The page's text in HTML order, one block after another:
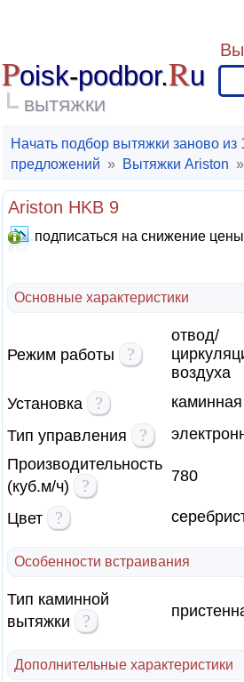
Poisk-podbor.Ru
ВЫТЯЖКИ
Начать подбор вытяжки заново из
предложений » Вытяжки Ariston »
Ariston HKB 9
подписаться на снижение цены
Основные характеристики
Режим работы ?
отвод/
воздуха
Установка
?
каминная
Тип управления
?
Производительность
(куб.м/ч)
? 780
Цвет ?
Особенности встраивания
Тип каминной
вытяжки
?
Дополнительные характеристики